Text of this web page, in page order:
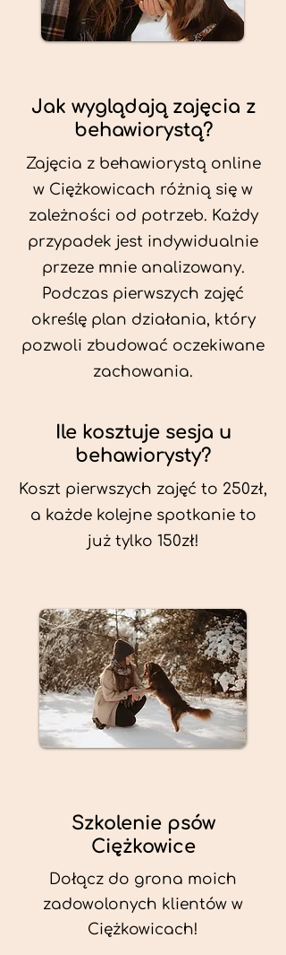
Jak wyglądają zajęcia z
behawiorystą?
Zajęcia z behawiorystą online
w Ciężkowicach różnią się w
zależności od potrzeb. Każdy
przypadek jest indywidualnie
przeze mnie analizowany.
Podczas pierwszych zajęć
określę plan działania, który
pozwoli zbudować oczekiwane
zachowania.
Ile kosztuje sesja u
behawiorysty?
Koszt pierwszych zajęć to 250zł,
a każde kolejne spotkanie to
już tylko 150zł!
Szkolenie psów
Ciężkowice
Dołącz do grona moich
zadowolonych klientów w
Ciężkowicach!